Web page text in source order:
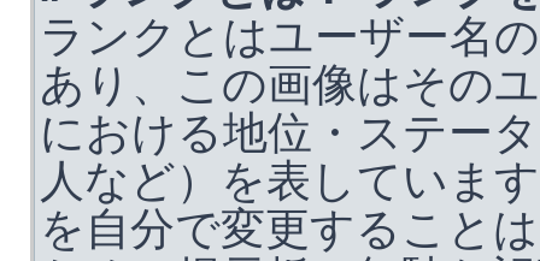
ランクとはユーザー名
あり、この画像はその
における地位・ステー
人など）を表していま
を自分で変更すること